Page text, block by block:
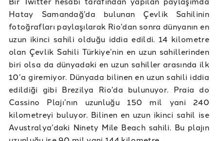
Hatay Samandağ’da bulunan Çevlik Sahilinin
fotoğrafları paylaşılarak Rio’dan sonra dünyanın en
uzun ikinci sahili olduğu iddia edildi. 14 kilometre
olan Çevlik Sahili Türkiye’nin en uzun sahillerinden
biri olsa da dünyadaki en uzun sahiller arasında ilk
10’a giremiyor. Dünyada bilinen en uzun sahili iddia
edildiği gibi Brezilya Rio’da bulunuyor. Praia do
Cassino Plajı’nın uzunluğu 150 mil yani 240
kilometreyi buluyor. Bilinen en uzun ikinci sahil ise
Avustralya’daki Ninety Mile Beach sahili. Bu plajın